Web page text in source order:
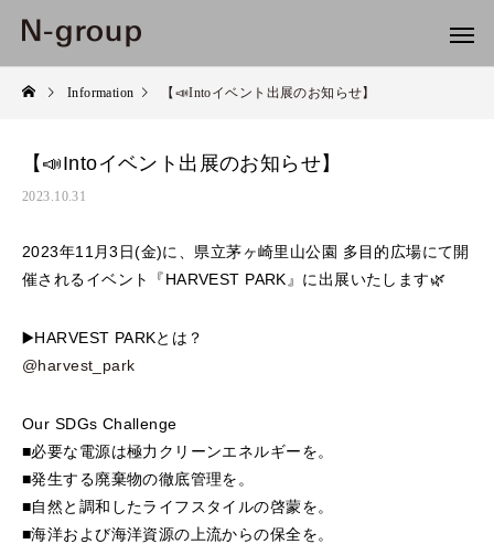
Information 【📣Intoイベント出展のお知らせ】
【📣Intoイベント出展のお知らせ】
2023.10.31
2023年11月3日(金)に、県立茅ヶ崎里山公園 多目的広場にて開
催されるイベント『HARVEST PARK』に出展いたします🌿
▶️HARVEST PARKとは？
@harvest_park
Our SDGs Challenge
■必要な電源は極力クリーンエネルギーを。
■発生する廃棄物の徹底管理を。
■自然と調和したライフスタイルの啓蒙を。
■海洋および海洋資源の上流からの保全を。